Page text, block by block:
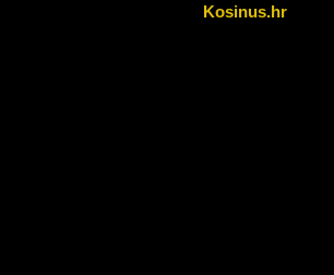
Kosinus.hr